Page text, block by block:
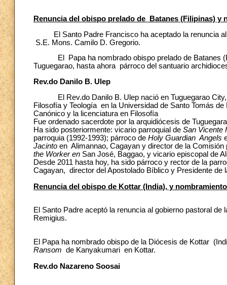
Renuncia del obispo prelado de Batanes (Filipinas) y
El Santo Padre Francisco ha aceptado la renuncia al
S.E. Mons. Camilo D. Gregorio.
El Papa ha nombrado obispo prelado de Batanes
Tuguegarao, hasta ahora párroco del santuario
Rev.do Danilo B. Ulep
El Rev.do Danilo B. Ulep nació en Tuguegarao City,
Filosofía y Teología en la Universidad de Santo Tomás
Canónico y la licenciatura en Filosofía
Fue ordenado sacerdote por la arquidiócesis de
Ha sido posteriormente: vicario parroquial de San Vicente
parroquia (1992-1993); párroco de Holy Guardian Angels
Jacinto en Alimannao, Cagayan y director de la
the Worker en San José, Baggao, y vicario episcopal de
Desde 2011 hasta hoy, ha sido párroco y rector de la
Cagayan, director del Apostolado Bíblico y Presidente
Renuncia del obispo de Kottar (India), y
El Santo Padre aceptó la renuncia al gobierno pastoral
Remigius.
El Papa ha nombrado obispo de la Diócesis de Kottar
Ransom de Kanyakumari en Kottar.
Rev.do Nazareno Soosai